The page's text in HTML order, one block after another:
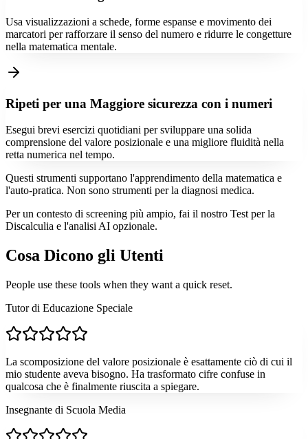
Usa visualizzazioni a schede, forme espanse e movimento dei
marcatori per rafforzare il senso del numero e ridurre le congetture
nella matematica mentale.
Ripeti per una Maggiore sicurezza con i numeri
Esegui brevi esercizi quotidiani per sviluppare una solida
comprensione del valore posizionale e una migliore fluidità nella
retta numerica nel tempo.
Questi strumenti supportano l'apprendimento della matematica e
l'auto-pratica. Non sono strumenti per la diagnosi medica.
Per un contesto di screening più ampio, fai il nostro Test per la
Discalculia e l'analisi AI opzionale.
Cosa Dicono gli Utenti
People use these tools when they want a quick reset.
Tutor di Educazione Speciale
La scomposizione del valore posizionale è esattamente ciò di cui il
mio studente aveva bisogno. Ha trasformato cifre confuse in
qualcosa che è finalmente riuscita a spiegare.
Insegnante di Scuola Media